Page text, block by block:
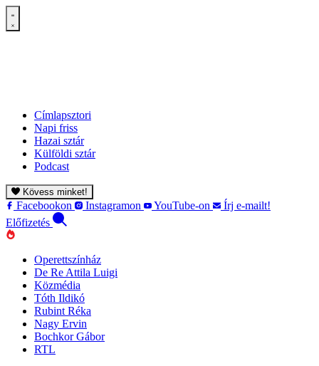
Címlapsztori
Napi friss
Hazai sztár
Külföldi sztár
Podcast
Kövess minket!
Facebookon Instagramon YouTube-on
Írj e-mailt!
Előfizetés
Operettszínház
De Re Attila Luigi
Közmédia
Tóth Ildikó
Rubint Réka
Nagy Ervin
Bochkor Gábor
RTL